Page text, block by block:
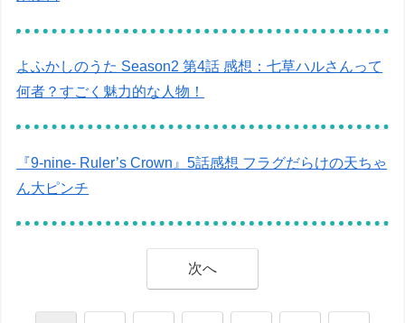
よふかしのうた Season2 第4話 感想：七草ハルさんって
何者？すごく魅力的な人物！
『9-nine- Ruler’s Crown』5話感想 フラグだらけの天ちゃ
ん大ピンチ
次へ